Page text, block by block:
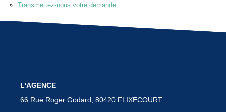
Nos Actualités
Transmettez-nous votre demande
L'AGENCE
66 Rue Roger Godard, 80420 FLIXECOURT